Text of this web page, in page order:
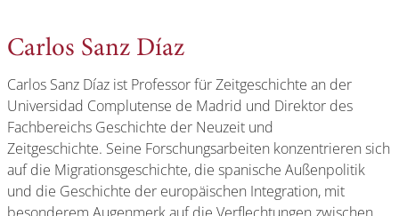
Carlos Sanz Díaz
Carlos Sanz Díaz ist Professor für Zeitgeschichte an der
Universidad Complutense de Madrid und Direktor des
Fachbereichs Geschichte der Neuzeit und
Zeitgeschichte. Seine Forschungsarbeiten konzentrieren sich
auf die Migrationsgeschichte, die spanische Außenpolitik
und die Geschichte der europäischen Integration, mit